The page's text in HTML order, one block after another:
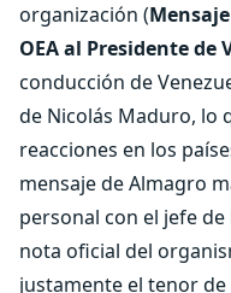
organización (
OEA al Presidente de
conducción de
de Nicolás Maduro, lo
reacciones en los
mensaje de Almagro
personal con el jefe
nota oficial del
justamente el tenor de